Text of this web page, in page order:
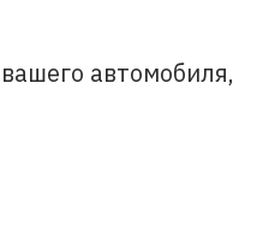
автомобиля,